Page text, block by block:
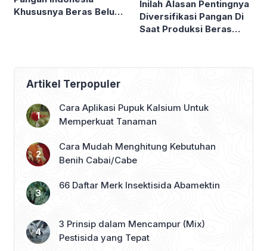
Khususnya Beras Belum
Inilah Alasan Pentingnya
Diversifikasi Pangan Di
Saat Produksi Beras
Meroket !
Artikel Terpopuler
Cara Aplikasi Pupuk Kalsium Untuk
Memperkuat Tanaman
Cara Mudah Menghitung Kebutuhan
Benih Cabai/Cabe
66 Daftar Merk Insektisida Abamektin
3 Prinsip dalam Mencampur (Mix)
Pestisida yang Tepat